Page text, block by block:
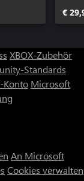
€
XBOX-Zubehör
Standards
Konto Microsoft
An Microsoft
Cookies verwalten